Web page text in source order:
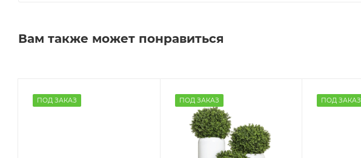
Вам также может понравиться
ПОД ЗАКАЗ ПОД ЗАКАЗ ПОД ЗАКАЗ